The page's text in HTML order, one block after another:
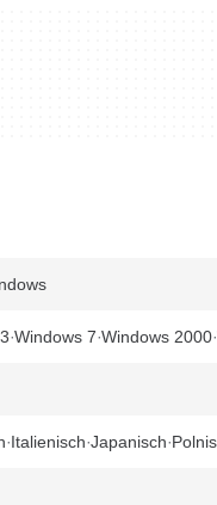
Windows 7 Windows 2000
Italienisch Japanisch